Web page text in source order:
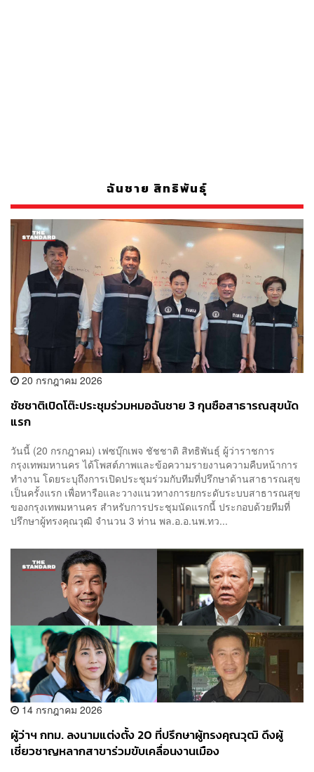
ฉันชาย สิทธิพันธุ์
20 กรกฎาคม 2026
ชัชชาติเปิดโต๊ะประชุมร่วมหมอฉันชาย 3 กุนซือสาธารณสุขนัด
แรก
วันนี้ (20 กรกฎาคม) เฟซบุ๊กเพจ ชัชชาติ สิทธิพันธุ์ ผู้ว่าราชการ
กรุงเทพมหานคร ได้โพสต์ภาพและข้อความรายงานความคืบหน้าการ
ทำงาน โดยระบุถึงการเปิดประชุมร่วมกับทีมที่ปรึกษาด้านสาธารณสุข
เป็นครั้งแรก เพื่อหารือและวางแนวทางการยกระดับระบบสาธารณสุข
ของกรุงเทพมหานคร สำหรับการประชุมนัดแรกนี้ ประกอบด้วยทีมที่
ปรึกษาผู้ทรงคุณวุฒิ จำนวน 3 ท่าน พล.อ.อ.นพ.ทว...
14 กรกฎาคม 2026
ผู้ว่าฯ กทม. ลงนามแต่งตั้ง 20 ที่ปรึกษาผู้ทรงคุณวุฒิ ดึงผู้
เชี่ยวชาญหลากสาขาร่วมขับเคลื่อนงานเมือง